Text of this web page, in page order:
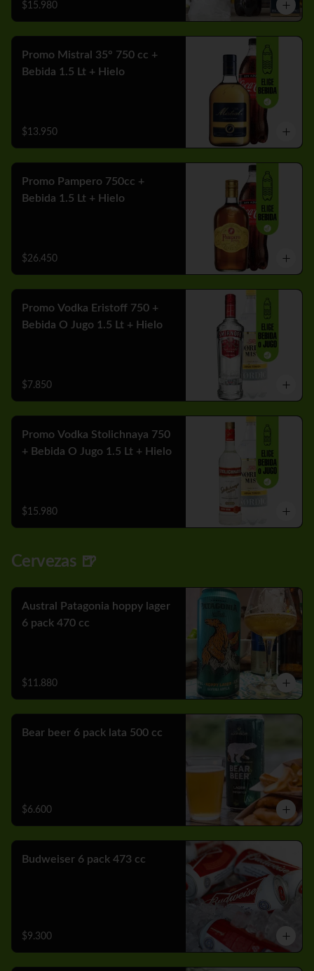
$15.980
Promo Mistral 35° 750 cc +
Bebida 1.5 Lt + Hielo
$13.950
Promo Pampero 750cc +
Bebida 1.5 Lt + Hielo
$26.450
Promo Vodka Eristoff 750 +
Bebida O Jugo 1.5 Lt + Hielo
$7.850
Promo Vodka Stolichnaya 750
+ Bebida O Jugo 1.5 Lt + Hielo
$15.980
Cervezas 🍺
Austral Patagonia hoppy lager
6 pack 470 cc
$11.880
Bear beer 6 pack lata 500 cc
$6.600
Budweiser 6 pack 473 cc
$9.300